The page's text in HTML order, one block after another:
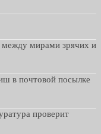
мирами зрячих и
в почтовой посылке
проверит